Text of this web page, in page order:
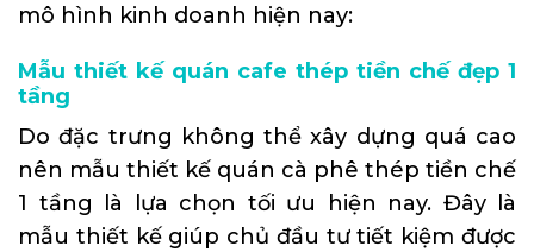
mô hình kinh doanh hiện nay:
Mẫu thiết kế quán cafe thép tiền chế đẹp 1
tầng
Do đặc trưng không thể xây dựng quá cao
nên mẫu thiết kế quán cà phê thép tiền chế
1 tầng là lựa chọn tối ưu hiện nay. Đây là
mẫu thiết kế giúp chủ đầu tư tiết kiệm được